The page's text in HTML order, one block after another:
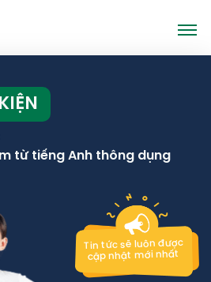
từ tiếng Anh thông dụng
Tin tức sẽ luôn được
cập nhật mới nhất